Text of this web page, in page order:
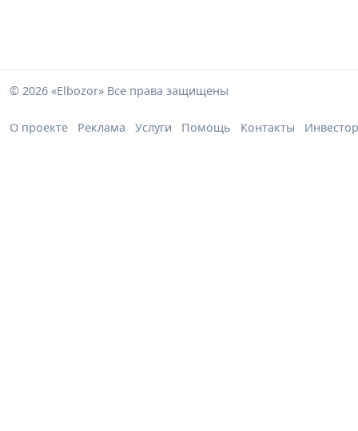
© 2026 «Elbozor» Все права защищены
О проекте Реклама Услуги Помощь Контакты